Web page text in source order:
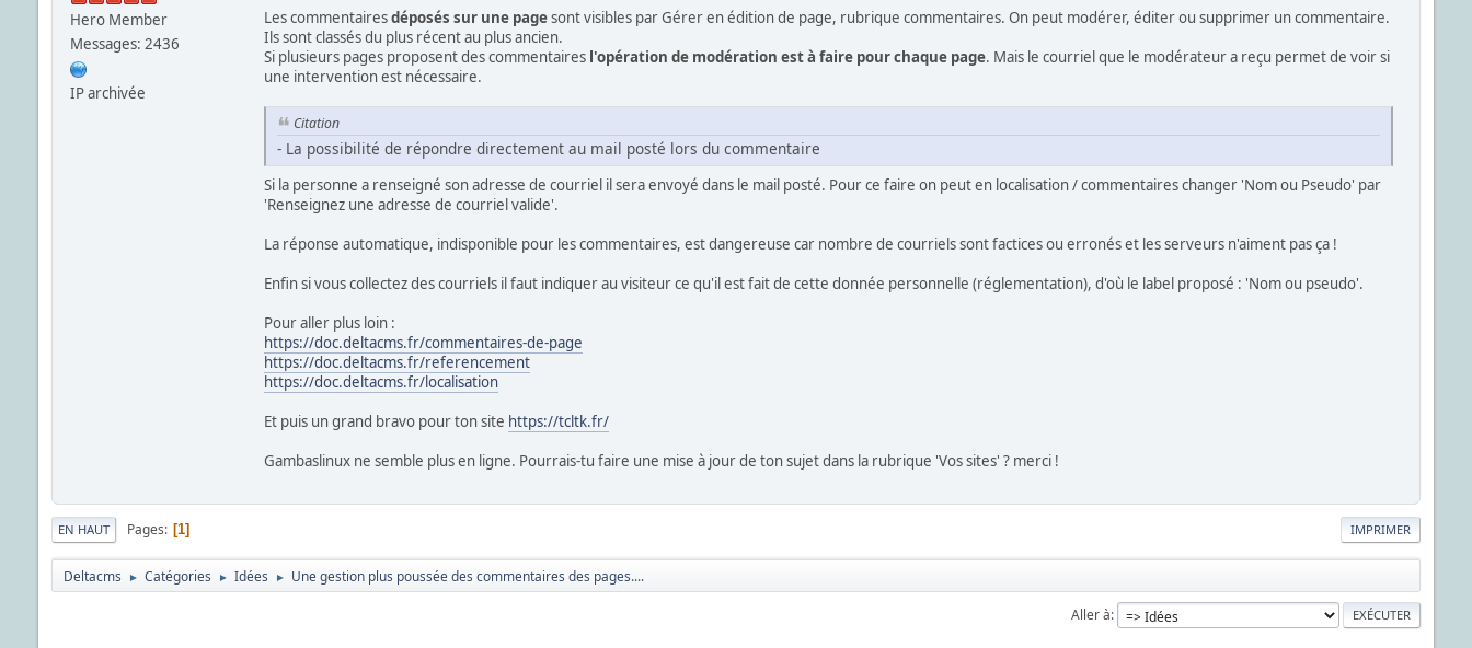
Hero Member
Messages: 2436
IP archivée
Les commentairesdéposés sur une pagesont visibles par Gérer en édition de page, rubrique commentaires. On peut modérer, éditer ou supprimer un commentaire.
Ils sont classés du plus récent au plus ancien.
Si plusieurs pages proposent des commentaires l'opération de modération est à faire pour chaque page. Mais le courriel que le modérateur a reçu permet de voir si
une intervention est nécessaire.
Citation
- La possibilité de répondre directement au mail posté lors du commentaire
Si la personne a renseigné son adresse de courriel il sera envoyé dans le mail posté. Pour ce faire on peut en localisation / commentaires changer 'Nom ou Pseudo' par
'Renseignez une adresse de courriel valide'.
La réponse automatique, indisponible pour les commentaires, est dangereuse car nombre de courriels sont factices ou erronés et les serveurs n'aiment pas ça !
Enfin si vous collectez des courriels il faut indiquer au visiteur ce qu'il est fait de cette donnée personnelle (réglementation), d'où le label proposé : 'Nom ou pseudo'.
Pour aller plus loin :
https://doc.deltacms.fr/commentaires-de-page
https://doc.deltacms.fr/referencement
https://doc.deltacms.fr/localisation
Et puis un grand bravo pour ton site https://tcltk.fr/
Gambaslinux ne semble plus en ligne. Pourrais-tu faire une mise à jour de ton sujet dans la rubrique 'Vos sites' ? merci !
IMPRIMER
EN HAUT Pages 1
Deltacms ► Catégories ► Idées ► Une gestion plus poussée des commentaires des pages....
Aller à